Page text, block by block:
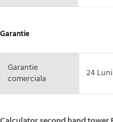
Garantie
Garantie
comerciala
24 Luni